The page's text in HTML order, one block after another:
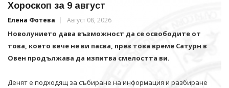
Хороскоп за 9 август
Елена Фотева Август 08, 2026
Новолунието дава възможност да се освободите от
това, което вече не ви пасва, през това време Сатурн в
Овен продължава да изпитва смелостта ви.
Денят е подходящ за събиране на информация и разбиране